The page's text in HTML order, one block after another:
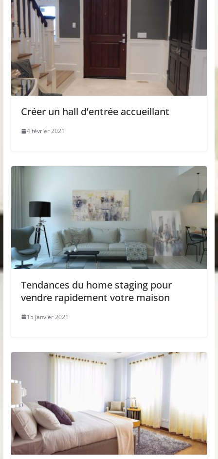
Créer un hall d’entrée accueillant
4 février 2021
Tendances du home staging pour
vendre rapidement votre maison
15 janvier 2021